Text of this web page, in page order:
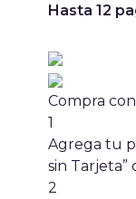
Hasta 12
Compra
1
Agrega tu
sin Tarjeta”
2